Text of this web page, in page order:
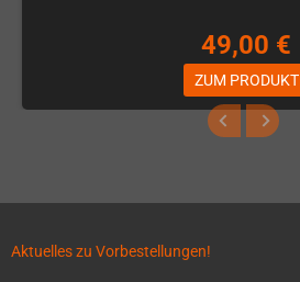
49,00 €
ZUM PRODUKT
Aktuelles zu Vorbestellungen!